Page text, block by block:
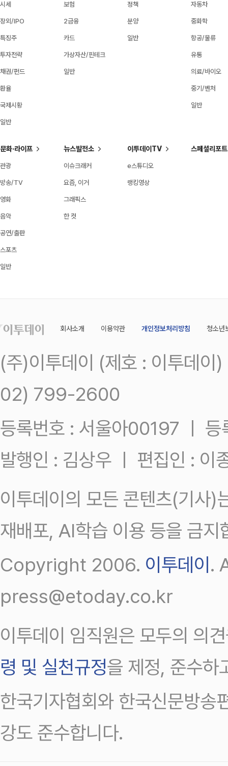
시세
장외/IPO
특징주
투자전략
채권/펀드
환율
국제시황
일반
보험
2금융
카드
가상자산/핀테크
일반
정책
분양
일반
자동차
중화학
항공/물류
유통
의료/바이오
중기/벤처
일반
문화·라이프
관광
방송/TV
영화
음악
공연/출판
스포츠
일반
뉴스발전소
이슈크래커
요즘, 이거
그래픽스
한 컷
이투데이TV
e스튜디오
랭킹영상
스페셜리포트
회사소개 이용약관 개인정보처리방침 청소년
(주)이투데이 (제호 : 이투데
02) 799-2600
등록번호 : 서울아00197 ㅣ
발행인 : 김상우 ㅣ 편집인 : 이
이투데이의 모든 콘텐츠(기사)
재배포, AI학습 이용 등을 금지
Copyright 2006. 이투데이.
press@etoday.co.kr
이투데이 임직원은 모두의 의
령 및 실천규정을 제정, 준수하
한국기자협회와 한국신문방송
강도 준수합니다.